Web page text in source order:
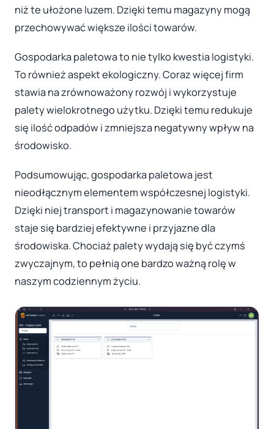
niż te ułożone luzem. Dzięki temu magazyny mogą
przechowywać większe ilości towarów.
Gospodarka paletowa to nie tylko kwestia logistyki.
To również aspekt ekologiczny. Coraz więcej firm
stawia na zrównoważony rozwój i wykorzystuje
palety wielokrotnego użytku. Dzięki temu redukuje
się ilość odpadów i zmniejsza negatywny wpływ na
środowisko.
Podsumowując, gospodarka paletowa jest
nieodłącznym elementem współczesnej logistyki.
Dzięki niej transport i magazynowanie towarów
staje się bardziej efektywne i przyjazne dla
środowiska. Chociaż palety wydają się być czymś
zwyczajnym, to pełnią one bardzo ważną rolę w
naszym codziennym życiu.